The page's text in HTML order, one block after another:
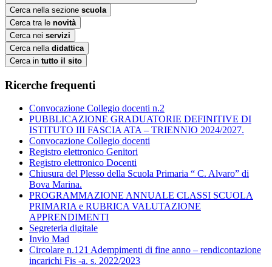
Cerca nella sezione scuola
Cerca tra le novità
Cerca nei servizi
Cerca nella didattica
Cerca in tutto il sito
Ricerche frequenti
Convocazione Collegio docenti n.2
PUBBLICAZIONE GRADUATORIE DEFINITIVE DI
ISTITUTO III FASCIA ATA – TRIENNIO 2024/2027.
Convocazione Collegio docenti
Registro elettronico Genitori
Registro elettronico Docenti
Chiusura del Plesso della Scuola Primaria “ C. Alvaro” di
Bova Marina.
PROGRAMMAZIONE ANNUALE CLASSI SCUOLA
PRIMARIA e RUBRICA VALUTAZIONE
APPRENDIMENTI
Segreteria digitale
Invio Mad
Circolare n.121 Adempimenti di fine anno – rendicontazione
incarichi Fis -a. s. 2022/2023